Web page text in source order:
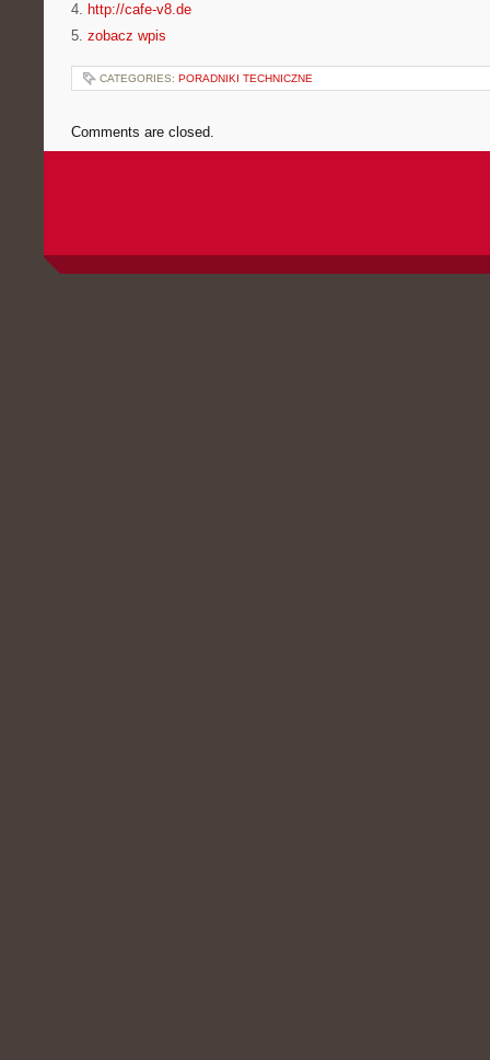
4. http://cafe-v8.de
5. zobacz wpis
CATEGORIES: PORADNIKI TECHNICZNE
Comments are closed.